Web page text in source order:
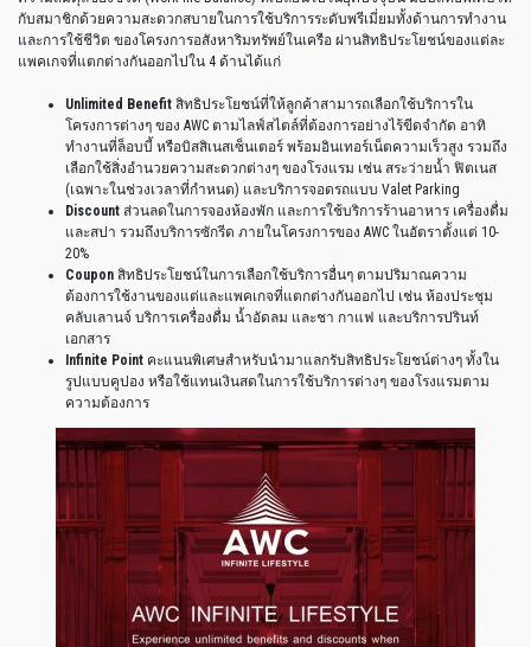
กับสมาชิกด้วยความสะดวกสบายในการใช้บริการระดับพรีเมี่ยมทั้งด้านการทำงาน
และการใช้ชีวิต ของโครงการอสังหาริมทรัพย์ในเครือ ผ่านสิทธิประโยชน์ของแต่ละ
แพคเกจที่แตกต่างกันออกไปใน 4 ด้านได้แก่
Unlimited Benefit สิทธิประโยชน์ที่ให้ลูกค้าสามารถเลือกใช้บริการใน
โครงการต่างๆ ของ AWC ตามไลฟ์สไตล์ที่ต้องการอย่างไร้ขีดจำกัด อาทิ
ทำงานที่ล็อบบี้ หรือบิสสิเนสเซ็นเตอร์ พร้อมอินเทอร์เน็ตความเร็วสูง รวมถึง
เลือกใช้สิ่งอำนวยความสะดวกต่างๆ ของโรงแรม เช่น สระว่ายน้ำ ฟิตเนส
(เฉพาะในช่วงเวลาที่กำหนด) และบริการจอดรถแบบ Valet Parking
Discount ส่วนลดในการจองห้องพัก และการใช้บริการร้านอาหาร เครื่องดื่ม
และสปา รวมถึงบริการซักรีด ภายในโครงการของ AWC ในอัตราตั้งแต่ 10-
20%
Coupon สิทธิประโยชน์ในการเลือกใช้บริการอื่นๆ ตามปริมาณความ
ต้องการใช้งานของแต่และแพคเกจที่แตกต่างกันออกไป เช่น ห้องประชุม
คลับเลานจ์ บริการเครื่องดื่ม น้ำอัดลม และชา กาแฟ และบริการปรินท์
เอกสาร
Infinite Point คะแนนพิเศษสำหรับนำมาแลกรับสิทธิประโยชน์ต่างๆ ทั้งใน
รูปแบบคูปอง หรือใช้แทนเงินสดในการใช้บริการต่างๆ ของโรงแรมตาม
ความต้องการ